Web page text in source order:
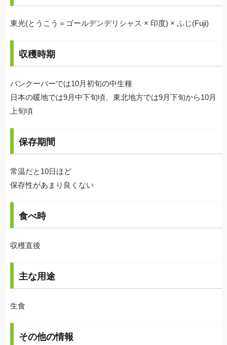
東光(とうこう＝ゴールデンデリシャス × 印度) × ふじ(Fuji)
収穫時期
バンクーバーでは10月初旬の中生種
日本の暖地では9月中下旬頃、東北地方では9月下旬から10月
上旬頃
保存期間
常温だと10日ほど
保存性があまり良くない
食べ時
収穫直後
主な用途
生食
その他の情報